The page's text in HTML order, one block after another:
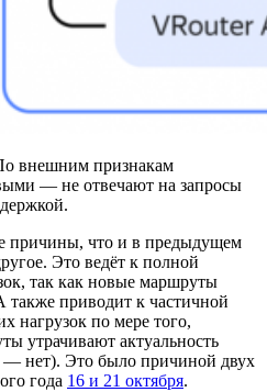
внешним признакам
— не отвечают на запросы
причины, что и в предыдущем
Это ведёт к полной
так как новые маршруты
также приводит к частичной
нагрузок по мере того,
утрачивают актуальность
— нет). Это было причиной двух
года 16 и 21 октября.